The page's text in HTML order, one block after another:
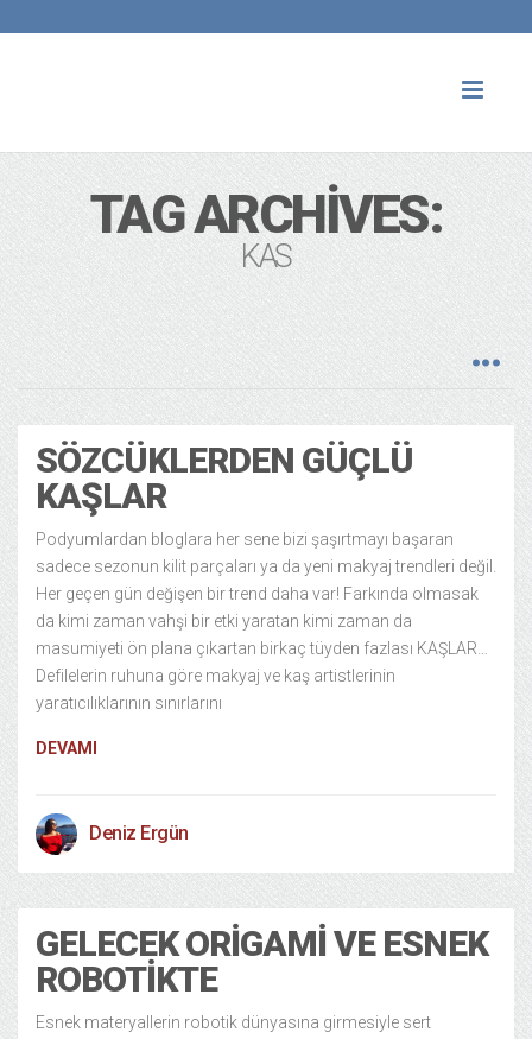
TAG ARCHIVES:
KAS
SÖZCÜKLERDEN GÜÇLÜ
KAŞLAR
Podyumlardan bloglara her sene bizi şaşırtmayı başaran
sadece sezonun kilit parçaları ya da yeni makyaj trendleri değil.
Her geçen gün değişen bir trend daha var! Farkında olmasak
da kimi zaman vahşi bir etki yaratan kimi zaman da
masumiyeti ön plana çıkartan birkaç tüyden fazlası KAŞLAR…
Defilelerin ruhuna göre makyaj ve kaş artistlerinin
yaratıcılıklarının sınırlarını
DEVAMI
Deniz Ergün
GELECEK ORIGAMI VE ESNEK
ROBOTIKTE
Esnek materyallerin robotik dünyasına girmesiyle sert